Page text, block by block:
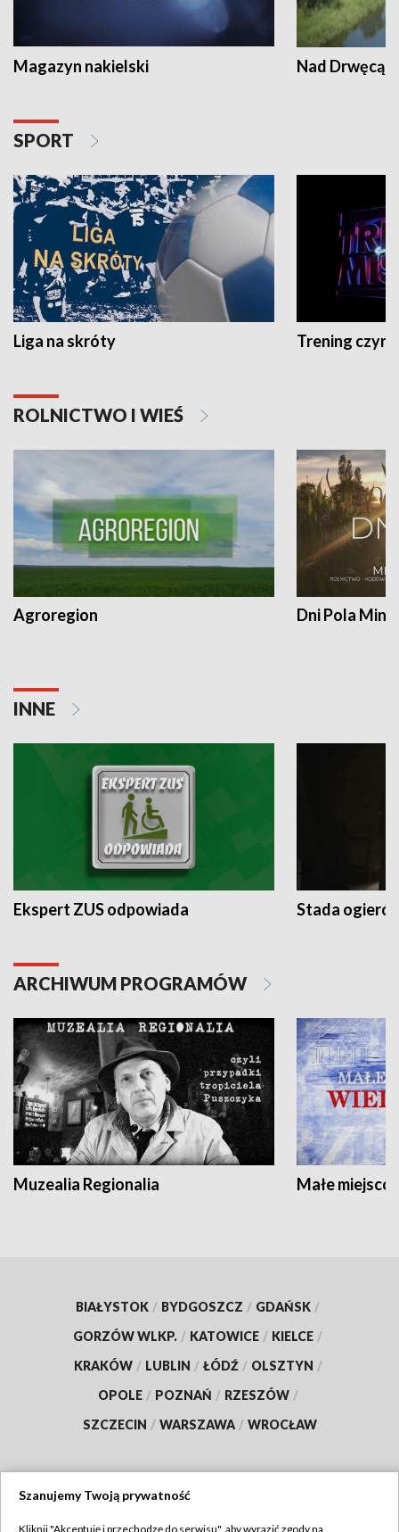
Magazyn nakielski Nad Drwęcą
SPORT
Liga na skróty Trening czyni
ROLNICTWO I WIEŚ
Agroregion Dni Pola
INNE
Ekspert ZUS odpowiada Stada
ARCHIWUM PROGRAMÓW
Muzealia Regionalia Małe
BIAŁYSTOK / BYDGOSZCZ / GDAŃSK /
GORZÓW WLKP. / KATOWICE / KIELCE /
KRAKÓW / LUBLIN / ŁÓDŹ / OLSZTYN /
OPOLE / POZNAŃ / RZESZÓW /
SZCZECIN / WARSZAWA / WROCŁAW
Szanujemy Twoją prywatność
Kliknij "Akceptuję i przechodzę do serwisu", aby wyrazić zgody na